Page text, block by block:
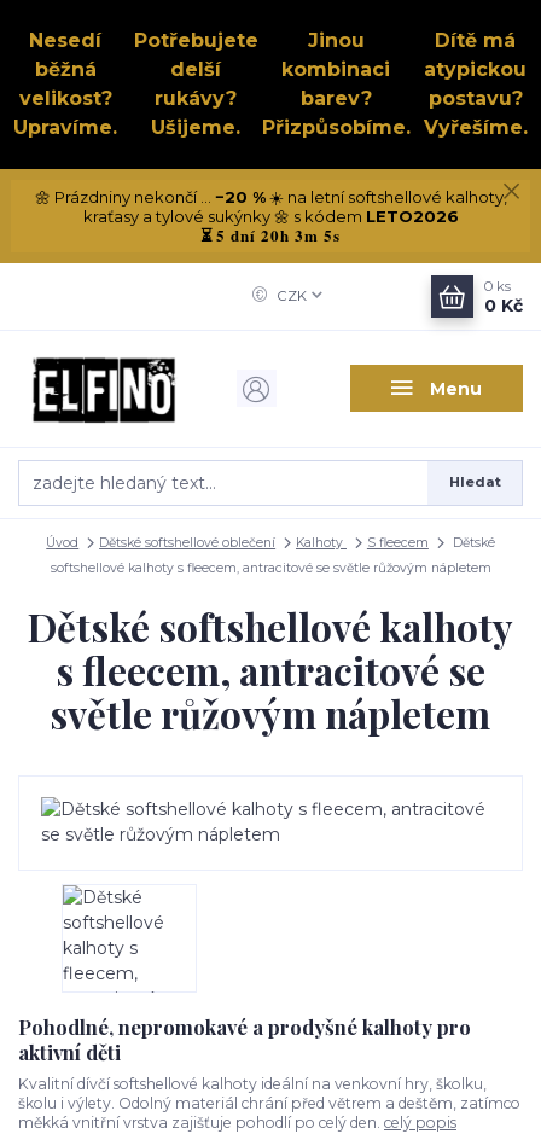
Nesedí
běžná
velikost?
Upravíme.
Potřebujete
delší
rukávy?
Ušijeme.
Jinou
kombinaci
barev?
Přizpůsobíme.
Dítě má
atypickou
postavu?
Vyřešíme.
🌼 Prázdniny nekončí ... −20 %☀️ na letní softshellové kalhoty,
kraťasy a tylové sukýnky 🌼 s kódem LETO2026
⏳5 dní 20h 3m 4s
Menu
CZK
Hledat
0 ks
0 Kč
Úvod Dětské softshellové oblečení Kalhoty S fleecem
Dětské
softshellové kalhoty s fleecem, antracitové se světle růžovým nápletem
Dětské softshellové kalhoty
s fleecem, antracitové se
světle růžovým nápletem
Pohodlné, nepromokavé a prodyšné kalhoty pro
aktivní děti
Kvalitní dívčí softshellové kalhoty ideální na venkovní hry, školku,
školu i výlety. Odolný materiál chrání před větrem a deštěm, zatímco
měkká vnitřní vrstva zajišťuje pohodlí po celý den. celý popis